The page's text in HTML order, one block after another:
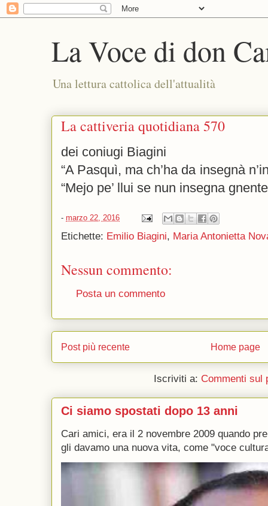
La Voce di don
Una lettura cattolica dell'attualità
La cattiveria quotidiana 570
dei coniugi Biagini
“A Pasquì, ma ch’ha da insegnà
“Mejo pe’ llui se nun insegna
- marzo 22, 2016
Etichette: Emilio Biagini, Maria Antonietta
Nessun commento:
Posta un commento
Post più recente Home page
Iscriviti a: Commenti sul
Ci siamo spostati dopo 13 anni
Cari amici, era il 2 novembre 2009 quando
gli davamo una nuova vita, come "voce